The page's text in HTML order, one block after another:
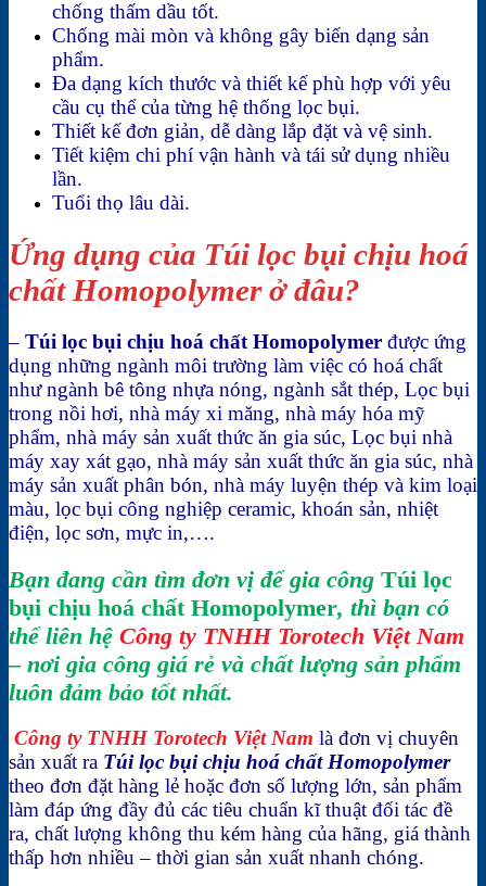
chống thấm dầu tốt.
Chống mài mòn và không gây biến dạng sản
phẩm.
Đa dạng kích thước và thiết kế phù hợp với yêu
cầu cụ thể của từng hệ thống lọc bụi.
Thiết kế đơn giản, dễ dàng lắp đặt và vệ sinh.
Tiết kiệm chi phí vận hành và tái sử dụng nhiều
lần.
Tuổi thọ lâu dài.
Ứng dụng của Túi lọc bụi chịu hoá
chất Homopolymer ở đâu?
– Túi lọc bụi chịu hoá chất Homopolymer được ứng
dụng những ngành môi trường làm việc có hoá chất
như ngành bê tông nhựa nóng, ngành sắt thép, Lọc bụi
trong nồi hơi, nhà máy xi măng, nhà máy hóa mỹ
phẩm, nhà máy sản xuất thức ăn gia súc, Lọc bụi nhà
máy xay xát gạo, nhà máy sản xuất thức ăn gia súc, nhà
máy sản xuất phân bón, nhà máy luyện thép và kim loại
màu, lọc bụi công nghiệp ceramic, khoán sản, nhiệt
điện, lọc sơn, mực in,….
Bạn đang cần tìm đơn vị để gia công Túi lọc
bụi chịu hoá chất Homopolymer, thì bạn có
thể liên hệ Công ty TNHH Torotech Việt Nam
– nơi gia công giá rẻ và chất lượng sản phẩm
luôn đảm bảo tốt nhất.
Công ty TNHH Torotech Việt Nam là đơn vị chuyên
sản xuất ra Túi lọc bụi chịu hoá chất Homopolymer
theo đơn đặt hàng lẻ hoặc đơn số lượng lớn, sản phẩm
làm đáp ứng đầy đủ các tiêu chuẩn kĩ thuật đối tác đề
ra, chất lượng không thu kém hàng của hãng, giá thành
thấp hơn nhiều – thời gian sản xuất nhanh chóng.